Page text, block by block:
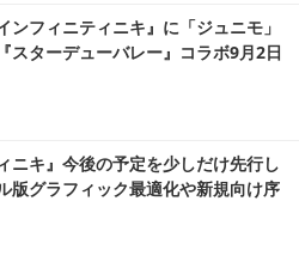
ンフィニティニキ』に「ジュニモ」
スターデューバレー』コラボ9月2日
ニキ』今後の予定を少しだけ先行し
版グラフィック最適化や新規向け序